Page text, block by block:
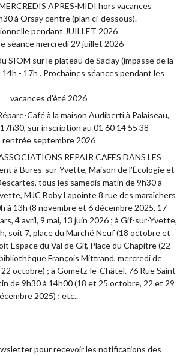
APRES-MIDI hors vacances
à Orsay centre (plan ci-dessous).
pendant JUILLET 2026
séance mercredi 29 juillet 2026
SIOM sur le plateau de Saclay (impasse de la
- 17h . Prochaines séances pendant les
vacances d'été 2026
Café à la maison Audiberti à Palaiseau,
sur inscription au 01 60 14 55 38
rentrée septembre 2026
REPAIR CAFES DANS LES
à Bures-sur-Yvette, Maison de l’Écologie et
tous les samedis matin de 9h30 à
MJC Boby Lapointe 8 rue des maraîchers
à 13h (8 novembre et 6 décembre 2025, 17
4 avril, 9 mai, 13 juin 2026 ; à Gif-sur-Yvette,
soit 7, place du Marché Neuf (18 octobre et
Espace du Val de Gif, Place du Chapitre (22
François Mittrand, mercredi de
octobre) ; à Gometz-le-Châtel, 76 Rue Saint
de 9h30 à 14h00 (18 et 25 octobre, 22 et 29
2025) ; etc..
pour recevoir les notifications des